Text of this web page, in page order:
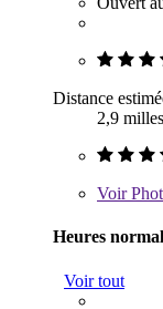
Distance
2,9 milles
Voir
Heures
Voir tout